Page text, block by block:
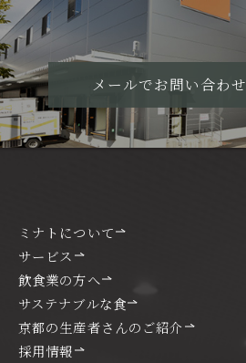
メールでお問い合わせ
ミナトについて
サービス
飲食業の方へ
サステナブルな食
京都の生産者さんのご紹介
採用情報